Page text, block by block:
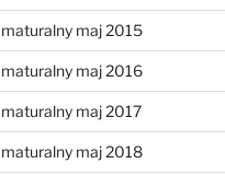
maj 2015
maj 2016
maj 2017
maj 2018